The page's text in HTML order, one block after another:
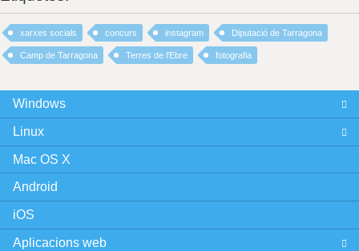
xarxes socials concurs instagram Diputació de Tarragona
Camp de Tarragona Terres de l'Ebre fotografia
Windows
Linux
Mac OS X
Android
iOS
Aplicacions web